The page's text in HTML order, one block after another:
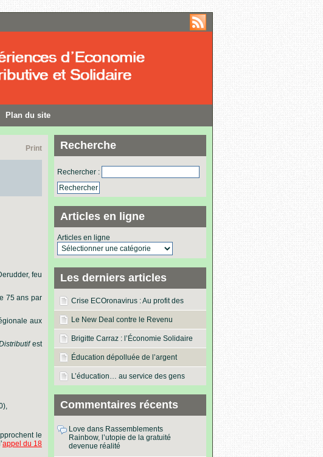
Plan du site
Recherche
Rechercher :
Articles en ligne
Articles en ligne
Les derniers articles
Crise ECOronavirus : Au profit des
banques ou des peuples ?
Le New Deal contre le Revenu
d’Existence
Brigitte Carraz : l’Économie Solidaire
dans les actes !
Éducation dépolluée de l’argent
L’éducation… au service des gens
Commentaires récents
Love dans Rassemblements
Rainbow, l’utopie de la gratuité
devenue réalité
Print
feu
75 ans par
aux
est
le
appel du 18